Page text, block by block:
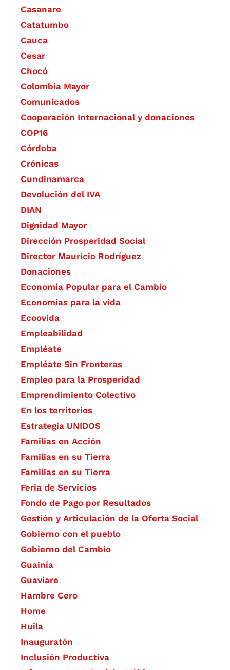
Casanare
Catatumbo
Cauca
Cesar
Chocó
Colombia Mayor
Comunicados
Cooperación Internacional y donaciones
COP16
Córdoba
Crónicas
Cundinamarca
Devolución del IVA
DIAN
Dignidad Mayor
Dirección Prosperidad Social
Director Mauricio Rodríguez
Donaciones
Economía Popular para el Cambio
Economías para la vida
Ecoovida
Empleabilidad
Empléate
Empléate Sin Fronteras
Empleo para la Prosperidad
Emprendimiento Colectivo
En los territorios
Estrategia UNIDOS
Familias en Acción
Familias en su Tierra
Familias en su Tierra
Feria de Servicios
Fondo de Pago por Resultados
Gestión y Articulación de la Oferta Social
Gobierno con el pueblo
Gobierno del Cambio
Guainía
Guaviare
Hambre Cero
Home
Huila
Inauguratón
Inclusión Productiva